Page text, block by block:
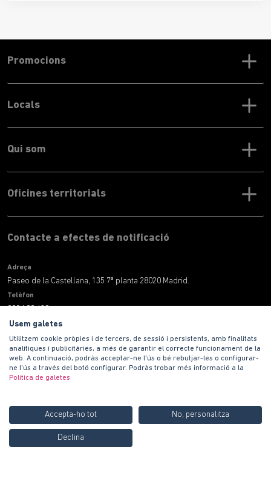
Truca'ns GRATIS al
100 420
Promocions
Locals
Oficines territorials
Contacte a efectes de notificació
Adreça
Paseo de la Castellana, 135 7ª planta 28020 Madrid.
Telèfon
900 100 420
Correu electrònic
informacion@habitat.es
Qui som
Legal
Usem galetes
Utilitzem cookie pròpies i de tercers, de sessió i persistents, amb finalitats
analítiques i publicitàries, a més de garantir el correcte funcionament de la
web. A continuació, podràs acceptar-ne l'ús o bé rebutjar-les o configurar-
ne l'ús a través del botó configurar. Podràs trobar més informació a la
Política de galetes
Accepta-ho tot No, personalitza
Declina